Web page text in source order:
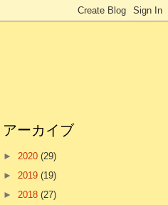
アーカイブ
► 2020 (29)
► 2019 (19)
► 2018 (27)